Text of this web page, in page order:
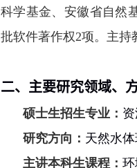
科学基金、安徽省自然
批软件著作权2项。主持
二、主要研究领域、
硕士生招生专业：
研究方向： 天然水
主讲本科生课程：